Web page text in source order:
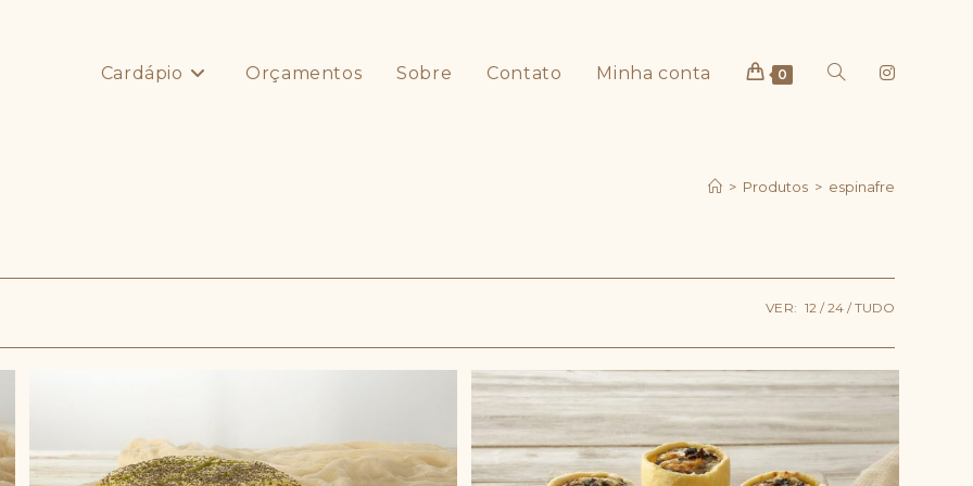
Cardápio Orçamentos Sobre Contato Minha conta 0 Alternar
do
> Produtos > espinafre
VER: 12 24 TUDO